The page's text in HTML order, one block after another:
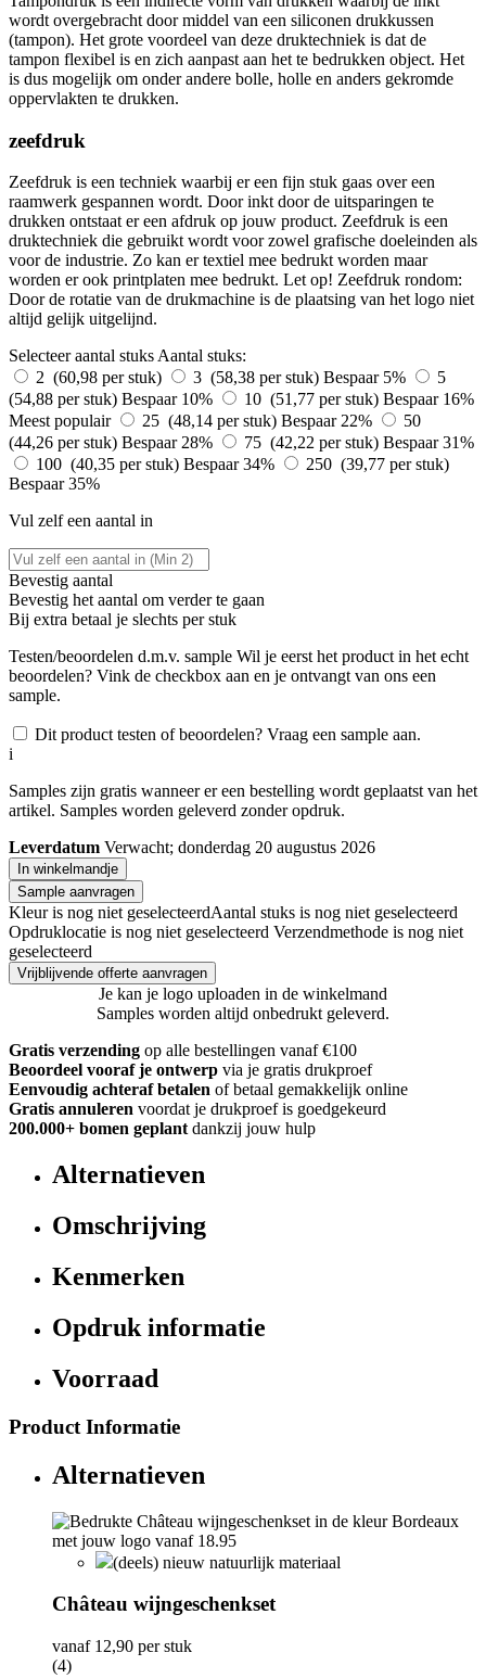
wordt overgebracht door middel van een siliconen drukkussen
(tampon). Het grote voordeel van deze druktechniek is dat de
tampon flexibel is en zich aanpast aan het te bedrukken object. Het
is dus mogelijk om onder andere bolle, holle en anders gekromde
oppervlakten te drukken.
zeefdruk
Zeefdruk is een techniek waarbij er een fijn stuk gaas over een
raamwerk gespannen wordt. Door inkt door de uitsparingen te
drukken ontstaat er een afdruk op jouw product. Zeefdruk is een
druktechniek die gebruikt wordt voor zowel grafische doeleinden als
voor de industrie. Zo kan er textiel mee bedrukt worden maar
worden er ook printplaten mee bedrukt. Let op! Zeefdruk rondom:
Door de rotatie van de drukmachine is de plaatsing van het logo niet
altijd gelijk uitgelijnd.
Selecteer aantal stuks Aantal stuks:
2 (60,98 per stuk)
3 (58,38 per stuk) Bespaar 5%
5
(54,88 per stuk) Bespaar 10% 10 (51,77 per stuk) Bespaar 16%
Meest populair
25 (48,14 per stuk) Bespaar 22%
50
(44,26 per stuk) Bespaar 28% 75 (42,22 per stuk) Bespaar 31%
100 (40,35 per stuk) Bespaar 34%
250 (39,77 per stuk)
Bespaar 35%
Vul zelf een aantal in
Bevestig aantal
Bevestig het aantal om verder te gaan
Bij extra betaal je slechts per stuk
Testen/beoordelen d.m.v. sample Wil je eerst het product in het echt
beoordelen? Vink de checkbox aan en je ontvangt van ons een
sample.
Dit product testen of beoordelen? Vraag een sample aan.
i
Samples zijn gratis wanneer er een bestelling wordt geplaatst van het
artikel. Samples worden geleverd zonder opdruk.
Leverdatum Verwacht; donderdag 20 augustus 2026
In winkelmandje
Sample aanvragen
Kleur is nog niet geselecteerdAantal stuks is nog niet geselecteerd
Opdruklocatie is nog niet geselecteerd Verzendmethode is nog niet
geselecteerd
Vrijblijvende offerte aanvragen
Je kan je logo uploaden in de winkelmand
Samples worden altijd onbedrukt geleverd.
Gratis verzending op alle bestellingen vanaf €100
Beoordeel vooraf je ontwerp via je gratis drukproef
Eenvoudig achteraf betalen of betaal gemakkelijk online
Gratis annuleren voordat je drukproef is goedgekeurd
200.000+ bomen geplant dankzij jouw hulp
Alternatieven
Omschrijving
Kenmerken
Opdruk informatie
Voorraad
Product Informatie
Alternatieven
(deels) nieuw natuurlijk materiaal
Château wijngeschenkset
vanaf 12,90 per stuk
(4)